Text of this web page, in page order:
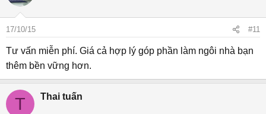
17/10/15 #11
Tư vấn miễn phí. Giá cả hợp lý góp phần làm ngôi nhà bạn
thêm bền vững hơn.
T Thai tuấn